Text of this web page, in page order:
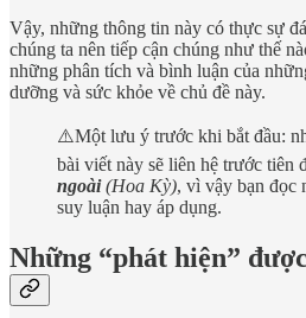
Vậy, những thông tin này có thực sự
chúng ta nên tiếp cận chúng như thế
những phân tích và bình luận của
dưỡng và sức khỏe về chủ đề này.
⚠️Một lưu ý trước khi bắt đầu:
bài viết này sẽ liên hệ trước tiên
ngoài(Hoa Kỳ), vì vậy bạn đọc
suy luận hay áp dụng.
Những “phát hiện”